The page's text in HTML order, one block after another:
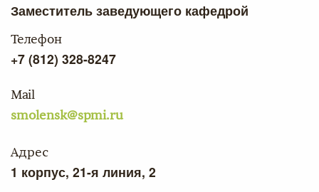
Заместитель заведующего кафедрой
Телефон
+7 (812) 328-8247
Mail
smolensk@spmi.ru
Адрес
1 корпус, 21-я линия, 2